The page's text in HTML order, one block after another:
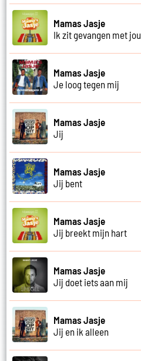
Mamas Jasje
Ik zit gevangen met jou
Mamas Jasje
Je loog tegen mij
Mamas Jasje
Jij
Mamas Jasje
Jij bent
Mamas Jasje
Jij breekt mijn hart
Mamas Jasje
Jij doet iets aan mij
Mamas Jasje
Jij en ik alleen